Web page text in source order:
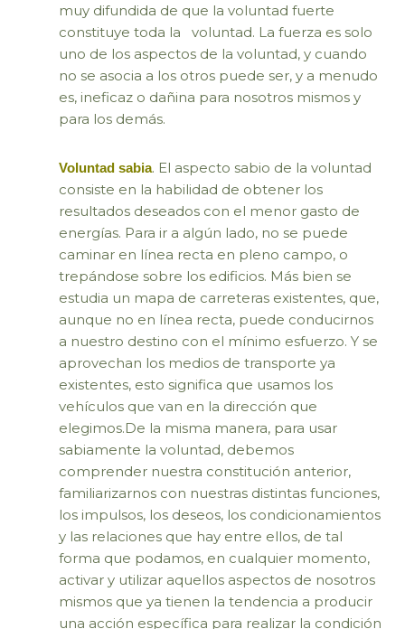
muy difundida de que la voluntad fuerte
constituye toda la voluntad. La fuerza es solo
uno de los aspectos de la voluntad, y cuando
no se asocia a los otros puede ser, y a menudo
es, ineficaz o dañina para nosotros mismos y
para los demás.
Voluntad sabia. El aspecto sabio de la voluntad
consiste en la habilidad de obtener los
resultados deseados con el menor gasto de
energías. Para ir a algún lado, no se puede
caminar en línea recta en pleno campo, o
trepándose sobre los edificios. Más bien se
estudia un mapa de carreteras existentes, que,
aunque no en línea recta, puede conducirnos
a nuestro destino con el mínimo esfuerzo. Y se
aprovechan los medios de transporte ya
existentes, esto significa que usamos los
vehículos que van en la dirección que
elegimos.De la misma manera, para usar
sabiamente la voluntad, debemos
comprender nuestra constitución anterior,
familiarizarnos con nuestras distintas funciones,
los impulsos, los deseos, los condicionamientos
y las relaciones que hay entre ellos, de tal
forma que podamos, en cualquier momento,
activar y utilizar aquellos aspectos de nosotros
mismos que ya tienen la tendencia a producir
una acción específica para realizar la condición